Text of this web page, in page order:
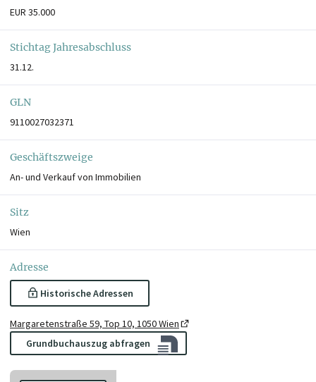
EUR 35.000
Stichtag Jahresabschluss
31.12.
GLN
9110027032371
Geschäftszweige
An- und Verkauf von Immobilien
Sitz
Wien
Adresse
Historische Adressen
Margaretenstraße 59, Top 10, 1050 Wien
Grundbuchauszug abfragen